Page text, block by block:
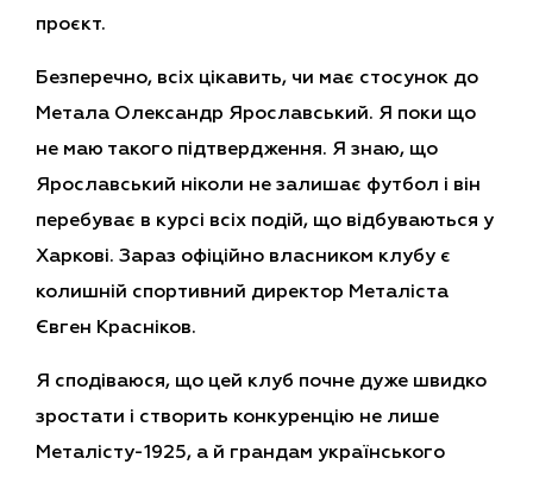
проєкт.
Безперечно, всіх цікавить, чи має стосунок до
Метала Олександр Ярославський. Я поки що
не маю такого підтвердження. Я знаю, що
Ярославський ніколи не залишає футбол і він
перебуває в курсі всіх подій, що відбуваються у
Харкові. Зараз офіційно власником клубу є
колишній спортивний директор Металіста
Євген Красніков.
Я сподіваюся, що цей клуб почне дуже швидко
зростати і створить конкуренцію не лише
Металісту-1925, а й грандам українського